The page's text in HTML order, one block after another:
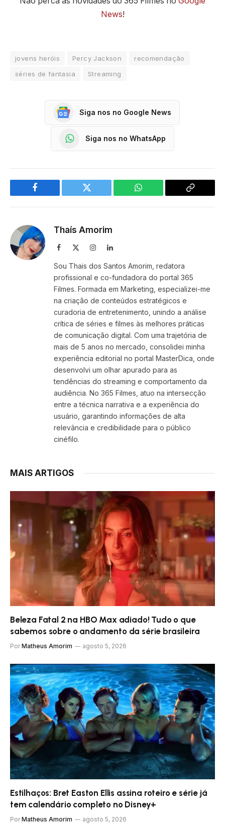
News!
jovens heróis Percy Jackson
recomendação
séries de fantasia
Streaming
Siga nos no Google News
Siga nos no WhatsApp
Facebook Twitter WhatsApp
Copy
Thaís Amorim
Facebook InstagramLinkedIn
Sou Thais dos Santos Amorim, redatora
profissional e co-fundadora do portal 365
Filmes. Formada em Marketing, especializei-me
na criação de conteúdos estratégicos e
curadoria de entretenimento, unindo a análise
crítica de séries e filmes às melhores práticas
de comunicação digital. Com uma trajetória de
mais de 5 anos no mercado, consolidei minha
experiência editorial no portal MasterDica, onde
desenvolvi um olhar apurado para as
tendências do streaming e comportamento da
audiência. No 365 Filmes, atuo na intersecção
entre a técnica narrativa e a experiência do
usuário, garantindo informações de alta
relevância e credibilidade para o público
cinéfilo.
MAIS ARTIGOS
Beleza Fatal 2 na HBO Max adiado! Tudo o que
sabemos sobre o andamento da série brasileira
Por Matheus Amorim agosto 5, 2026
Estilhaços: Bret Easton Ellis assina roteiro e série já
tem calendário completo no Disney+
Por Matheus Amorim agosto 5, 2026